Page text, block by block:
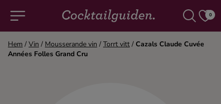
0
COCKTAILS & DRINKAR
Hem / Vin / Mousserande vin / Torrt vitt / Cazals Claude Cuvée
Années Folles Grand Cru